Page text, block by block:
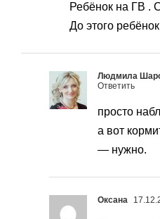
Ребёнок на ГВ .
До этого
Людмила
Ответить
просто
а вот
— нужно.
Оксана